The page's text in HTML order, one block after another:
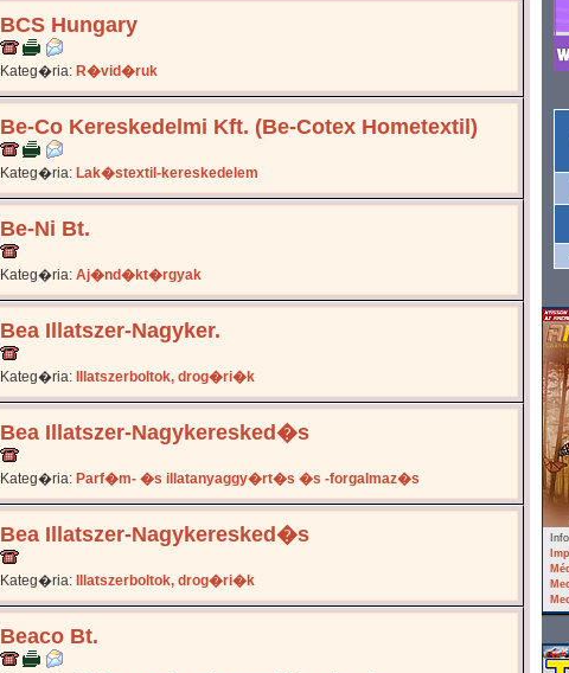
BCS Hungary
Kateg�ria: R�vid�ruk
Be-Co Kereskedelmi Kft. (Be-Cotex Hometextil)
Kateg�ria: Lak�stextil-kereskedelem
Be-Ni Bt.
Kateg�ria: Aj�nd�kt�rgyak
Bea Illatszer-Nagyker.
Kateg�ria: Illatszerboltok, drog�ri�k
Bea Illatszer-Nagykeresked�s
Kateg�ria: Parf�m- �s illatanyaggy�rt�s �s -forgalmaz�s
Bea Illatszer-Nagykeresked�s
Kateg�ria: Illatszerboltok, drog�ri�k
Beaco Bt.